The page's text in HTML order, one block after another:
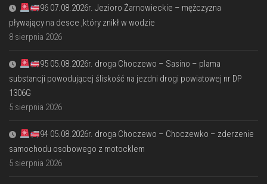
96 07.08.2026r. Jezioro Żarnowieckie – mężczyzna
pływający na desce ,który znikł w wodzie
8 sierpnia 2026
95 05.08.2026r. droga Choczewo – Sasino – plama
substancji powodującej śliskość na jezdni drogi powiatowej nr DP
1306G
5 sierpnia 2026
94 05.08.2026r. droga Choczewo – Choczewko – zderzenie
samochodu osobowego z motocklem
5 sierpnia 2026